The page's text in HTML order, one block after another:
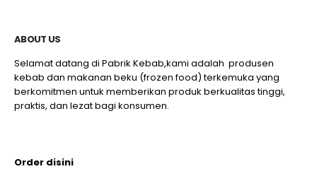
ABOUT US
Selamat datang di Pabrik Kebab,kami adalah produsen
kebab dan makanan beku (frozen food) terkemuka yang
berkomitmen untuk memberikan produk berkualitas tinggi,
praktis, dan lezat bagi konsumen.
Order disini